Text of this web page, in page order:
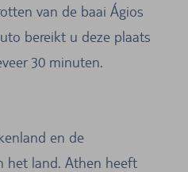
van de baai Ágios
bereikt u deze plaats
30 minuten.
en de
het land. Athen heeft